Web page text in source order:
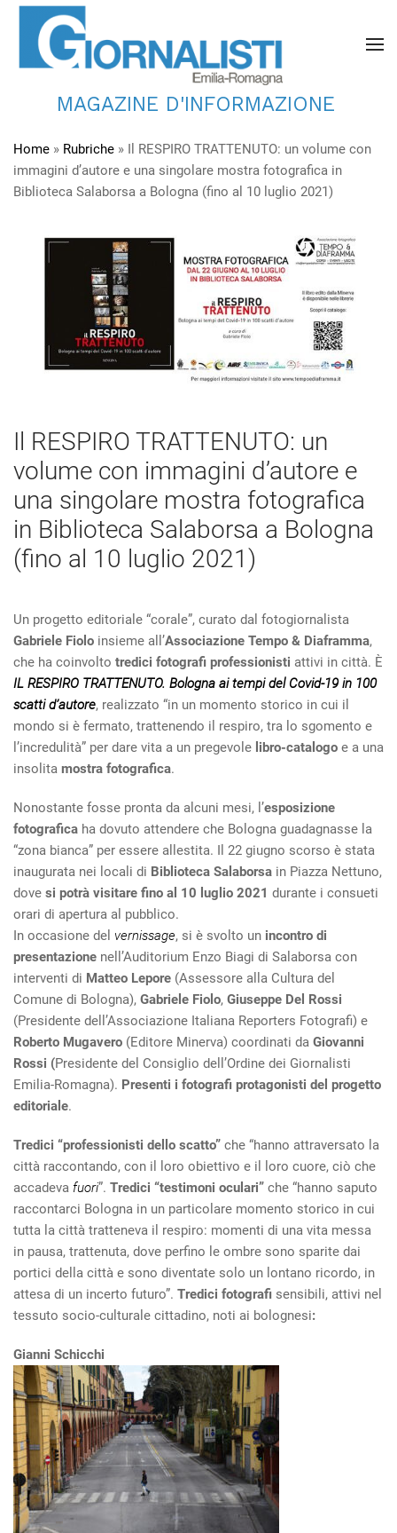
MAGAZINE D'INFORMAZIONE
Home » Rubriche » Il RESPIRO TRATTENUTO: un volume con
immagini d’autore e una singolare mostra fotografica in
Biblioteca Salaborsa a Bologna (fino al 10 luglio 2021)
Il RESPIRO TRATTENUTO: un
volume con immagini d’autore e
una singolare mostra fotografica
in Biblioteca Salaborsa a Bologna
(fino al 10 luglio 2021)
Un progetto editoriale “corale”, curato dal fotogiornalista
Gabriele Fiolo insieme all’Associazione Tempo & Diaframma,
che ha coinvolto tredici fotografi professionisti attivi in città. È
IL RESPIRO TRATTENUTO. Bologna ai tempi del Covid-19 in 100
scatti d’autore, realizzato “in un momento storico in cui il
mondo si è fermato, trattenendo il respiro, tra lo sgomento e
l’incredulità” per dare vita a un pregevole libro-catalogo e a una
insolita mostra fotografica.
Nonostante fosse pronta da alcuni mesi, l’esposizione
fotografica ha dovuto attendere che Bologna guadagnasse la
“zona bianca” per essere allestita. Il 22 giugno scorso è stata
inaugurata nei locali di Biblioteca Salaborsa in Piazza Nettuno,
dove si potrà visitare fino al 10 luglio 2021 durante i consueti
orari di apertura al pubblico.
In occasione del vernissage, si è svolto un incontro di
presentazione nell’Auditorium Enzo Biagi di Salaborsa con
interventi di Matteo Lepore (Assessore alla Cultura del
Comune di Bologna), Gabriele Fiolo, Giuseppe Del Rossi
(Presidente dell’Associazione Italiana Reporters Fotografi) e
Roberto Mugavero (Editore Minerva) coordinati da Giovanni
Rossi (Presidente del Consiglio dell’Ordine dei Giornalisti
Emilia-Romagna). Presenti i fotografi protagonisti del progetto
editoriale.
Tredici “professionisti dello scatto” che “hanno attraversato la
città raccontando, con il loro obiettivo e il loro cuore, ciò che
accadeva fuori”. Tredici “testimoni oculari” che “hanno saputo
raccontarci Bologna in un particolare momento storico in cui
tutta la città tratteneva il respiro: momenti di una vita messa
in pausa, trattenuta, dove perfino le ombre sono sparite dai
portici della città e sono diventate solo un lontano ricordo, in
attesa di un incerto futuro”. Tredici fotografi sensibili, attivi nel
tessuto socio-culturale cittadino, noti ai bolognesi:
Gianni Schicchi